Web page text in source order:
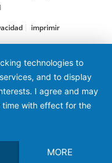
imprimir
technologies to
and to display
I agree and may
time with effect for the
MORE